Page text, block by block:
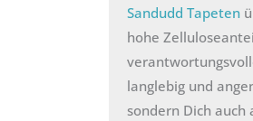
Sandudd Tapeten
hohe
langlebig und
sondern Dich